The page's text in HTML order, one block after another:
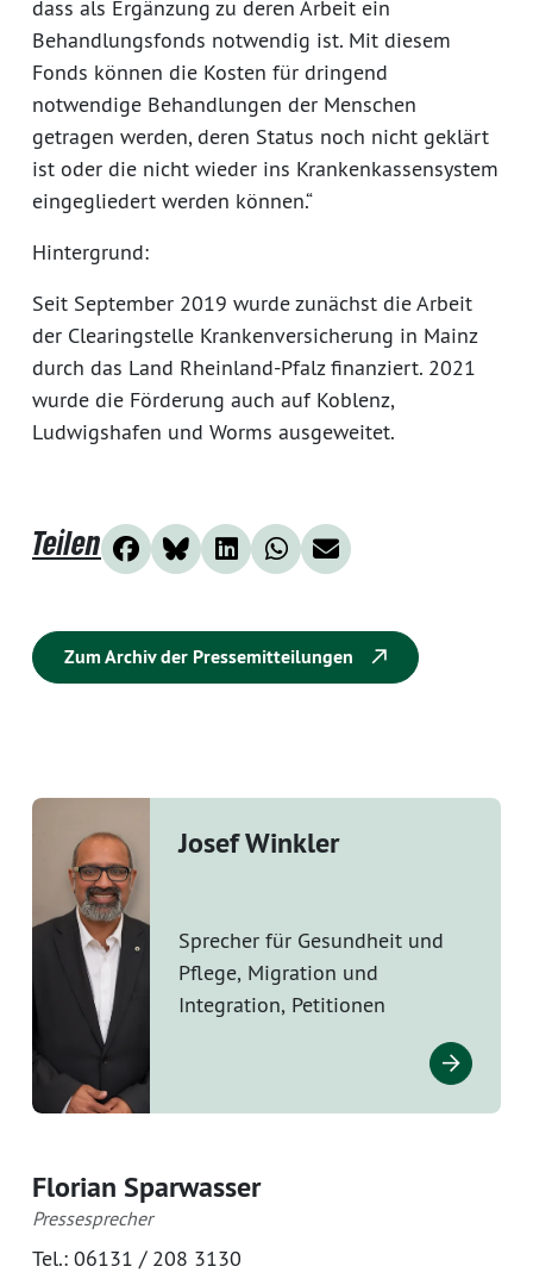
dass als Ergänzung zu deren Arbeit ein
Behandlungsfonds notwendig ist. Mit diesem
Fonds können die Kosten für dringend
notwendige Behandlungen der Menschen
getragen werden, deren Status noch nicht geklärt
ist oder die nicht wieder ins Krankenkassensystem
eingegliedert werden können.“
Hintergrund:
Seit September 2019 wurde zunächst die Arbeit
der Clearingstelle Krankenversicherung in Mainz
durch das Land Rheinland-Pfalz finanziert. 2021
wurde die Förderung auch auf Koblenz,
Ludwigshafen und Worms ausgeweitet.
Teilen
Zum Archiv der Pressemitteilungen
Josef Winkler
Sprecher für Gesundheit und
Pflege, Migration und
Integration, Petitionen
Florian Sparwasser
Pressesprecher
Tel.: 06131 / 208 3130